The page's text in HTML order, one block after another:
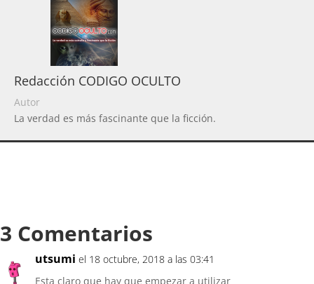
Redacción CODIGO OCULTO
Autor
La verdad es más fascinante que la ficción.
3 Comentarios
utsumi el 18 octubre, 2018 a las 03:41
Esta claro que hay que empezar a utilizar